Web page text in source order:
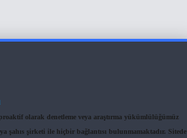
olarak denetleme veya araştırma yükümlülüğümüz
şirketi ile hiçbir bağlantısı bulunmamaktadır. Sitede